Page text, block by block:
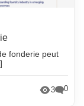
fonderie peut
3 0